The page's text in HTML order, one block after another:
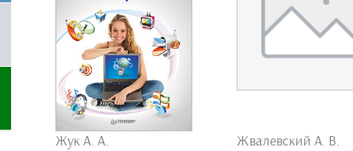
Жук А. А. Жвалевский А. В.